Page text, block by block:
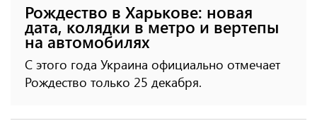
Рождество в Харькове: новая
дата, колядки в метро и вертепы
на автомобилях
С этого года Украина официально отмечает
Рождество только 25 декабря.